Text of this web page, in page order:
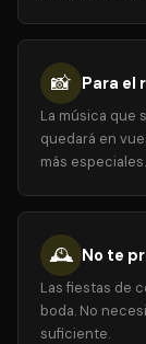
📸 Para el
La música que
quedará en
más especiales.
🕰️ No te
Las fiestas de
boda. No
suficiente.